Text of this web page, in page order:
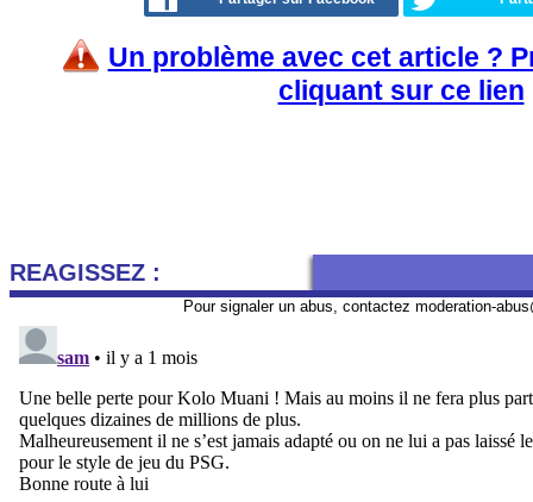
Un problème avec cet article ?
cliquant sur ce lien
REAGISSEZ :
Pour signaler un abus, contactez moderation-